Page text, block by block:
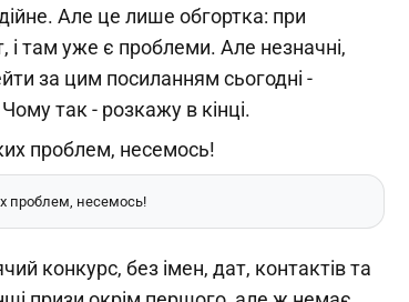
Але це лише обгортка: при
і там уже є проблеми. Але незначні,
за цим посиланням сьогодні -
так - розкажу в кінці.
проблем, несемось!
конкурс, без імен, дат, контактів та